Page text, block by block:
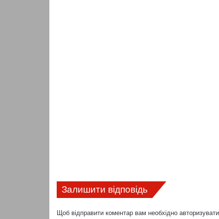
Залишити відповідь
Щоб відправити коментар вам необхідно